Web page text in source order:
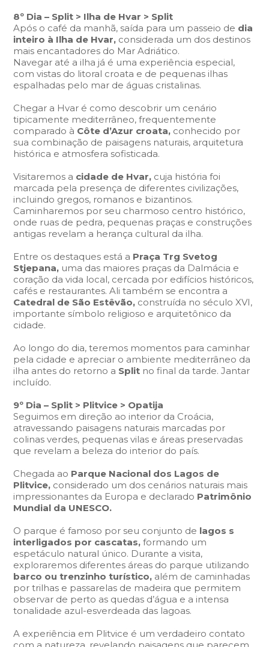
8º Dia – Split > Ilha de Hvar > Split
Após o café da manhã, saída para um passeio de dia
inteiro à Ilha de Hvar, considerada um dos destinos
mais encantadores do Mar Adriático.
Navegar até a ilha já é uma experiência especial,
com vistas do litoral croata e de pequenas ilhas
espalhadas pelo mar de águas cristalinas.
Chegar a Hvar é como descobrir um cenário
tipicamente mediterrâneo, frequentemente
comparado à Côte d’Azur croata, conhecido por
sua combinação de paisagens naturais, arquitetura
histórica e atmosfera sofisticada.
Visitaremos a cidade de Hvar, cuja história foi
marcada pela presença de diferentes civilizações,
incluindo gregos, romanos e bizantinos.
Caminharemos por seu charmoso centro histórico,
onde ruas de pedra, pequenas praças e construções
antigas revelam a herança cultural da ilha.
Entre os destaques está a Praça Trg Svetog
Stjepana, uma das maiores praças da Dalmácia e
coração da vida local, cercada por edifícios históricos,
cafés e restaurantes. Ali também se encontra a
Catedral de São Estêvão, construída no século XVI,
importante símbolo religioso e arquitetônico da
cidade.
Ao longo do dia, teremos momentos para caminhar
pela cidade e apreciar o ambiente mediterrâneo da
ilha antes do retorno a Split no final da tarde. Jantar
incluído.
9º Dia – Split > Plitvice > Opatija
Seguimos em direção ao interior da Croácia,
atravessando paisagens naturais marcadas por
colinas verdes, pequenas vilas e áreas preservadas
que revelam a beleza do interior do país.
Chegada ao Parque Nacional dos Lagos de
Plitvice, considerado um dos cenários naturais mais
impressionantes da Europa e declarado Patrimônio
Mundial da UNESCO.
O parque é famoso por seu conjunto de lagos s
interligados por cascatas, formando um
espetáculo natural único. Durante a visita,
exploraremos diferentes áreas do parque utilizando
barco ou trenzinho turístico, além de caminhadas
por trilhas e passarelas de madeira que permitem
observar de perto as quedas d’água e a intensa
tonalidade azul-esverdeada das lagoas.
A experiência em Plitvice é um verdadeiro contato